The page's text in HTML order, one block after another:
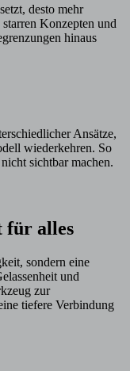
desto mehr
Konzepten und
hinaus
Ansätze,
wiederkehren. So
sichtbar machen.
für alles
sondern eine
und
zur
tiefere Verbindung